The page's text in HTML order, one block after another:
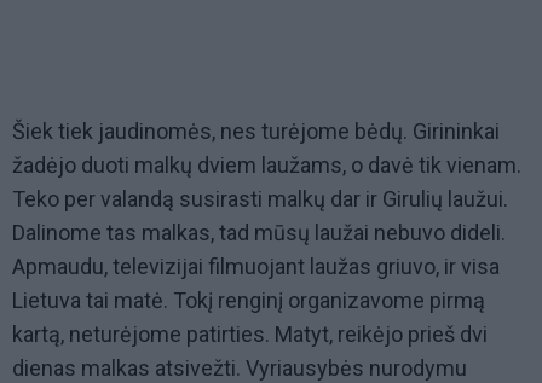
Šiek tiek jaudinomės, nes turėjome bėdų. Girininkai
žadėjo duoti malkų dviem laužams, o davė tik vienam.
Teko per valandą susirasti malkų dar ir Girulių laužui.
Dalinome tas malkas, tad mūsų laužai nebuvo dideli.
Apmaudu, televizijai filmuojant laužas griuvo, ir visa
Lietuva tai matė. Tokį renginį organizavome pirmą
kartą, neturėjome patirties. Matyt, reikėjo prieš dvi
dienas malkas atsivežti. Vyriausybės nurodymu